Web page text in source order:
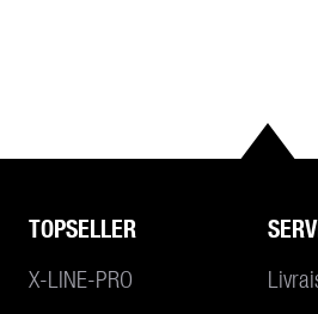
TOPSELLER
X-LINE-PRO